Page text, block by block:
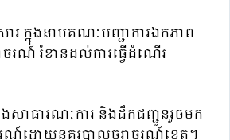
រ ក្នុងនាមគណៈបញ្ជាការឯកភាព
រណ៍ រំខានដល់ការធ្វេីដំណេីរ
សាធារណៈការ និងដឹកជញ្ជូនរួចមក
រណ៍ដោយនគរបាលចរាចរណ៍ខេត្ត។